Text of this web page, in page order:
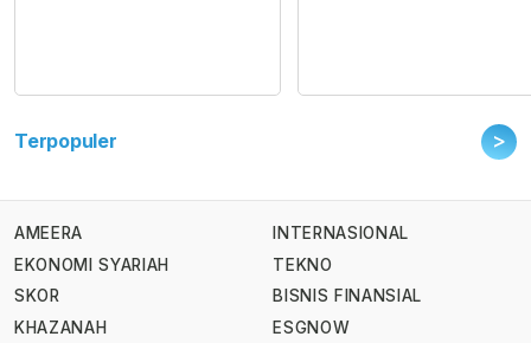
Terpopuler >
AMEERA
EKONOMI SYARIAH
SKOR
KHAZANAH
INTERNASIONAL
TEKNO
BISNIS FINANSIAL
ESGNOW